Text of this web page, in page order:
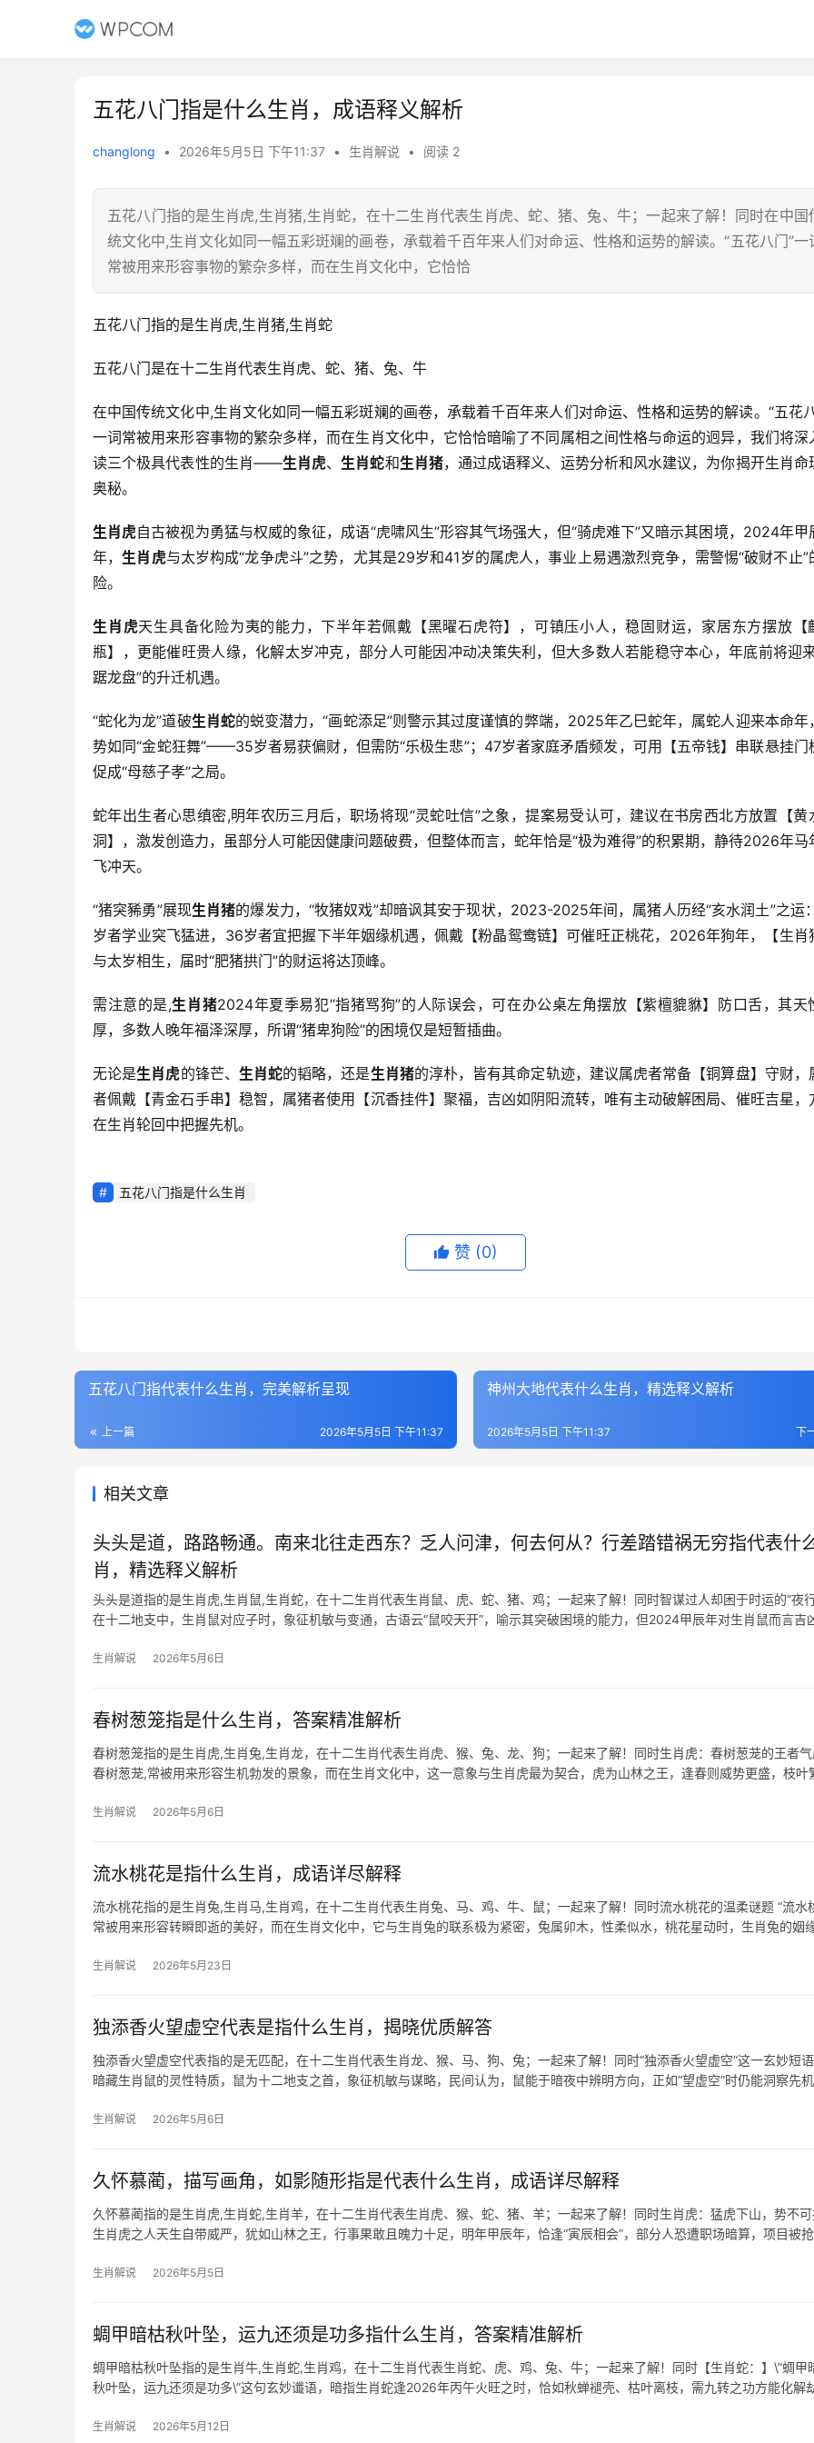
五花八门指是什么生肖，成语释义解析
changlong • 2026年5月5日 下午11:37 • 生肖解说 • 阅读 2
五花八门指的是生肖虎,生肖猪,生肖蛇，在十二生肖代表生肖虎、蛇、猪、兔、牛；一起来了解！同时在中国
统文化中,生肖文化如同一幅五彩斑斓的画卷，承载着千百年来人们对命运、性格和运势的解读。“五花八门”一
常被用来形容事物的繁杂多样，而在生肖文化中，它恰恰
五花八门指的是生肖虎,生肖猪,生肖蛇
五花八门是在十二生肖代表生肖虎、蛇、猪、兔、牛
在中国传统文化中,生肖文化如同一幅五彩斑斓的画卷，承载着千百年来人们对命运、性格和运势的解读。“五花
一词常被用来形容事物的繁杂多样，而在生肖文化中，它恰恰暗喻了不同属相之间性格与命运的迥异，我们将深
读三个极具代表性的生肖——生肖虎、生肖蛇和生肖猪，通过成语释义、运势分析和风水建议，为你揭开生肖命
奥秘。
生肖虎自古被视为勇猛与权威的象征，成语“虎啸风生”形容其气场强大，但“骑虎难下”又暗示其困境，2024年甲
年，生肖虎与太岁构成“龙争虎斗”之势，尤其是29岁和41岁的属虎人，事业上易遇激烈竞争，需警惕“破财不止”
险。
生肖虎天生具备化险为夷的能力，下半年若佩戴【黑曜石虎符】，可镇压小人，稳固财运，家居东方摆放【
瓶】，更能催旺贵人缘，化解太岁冲克，部分人可能因冲动决策失利，但大多数人若能稳守本心，年底前将迎
踞龙盘”的升迁机遇。
“蛇化为龙”道破生肖蛇的蜕变潜力，“画蛇添足”则警示其过度谨慎的弊端，2025年乙巳蛇年，属蛇人迎来本命年
势如同“金蛇狂舞”——35岁者易获偏财，但需防“乐极生悲”；47岁者家庭矛盾频发，可用【五帝钱】串联悬挂门
促成“母慈子孝”之局。
蛇年出生者心思缜密,明年农历三月后，职场将现“灵蛇吐信”之象，提案易受认可，建议在书房西北方放置【黄
洞】，激发创造力，虽部分人可能因健康问题破费，但整体而言，蛇年恰是“极为难得”的积累期，静待2026年马
飞冲天。
“猪突豨勇”展现生肖猪的爆发力，“牧猪奴戏”却暗讽其安于现状，2023-2025年间，属猪人历经“亥水润土”之运
岁者学业突飞猛进，36岁者宜把握下半年姻缘机遇，佩戴【粉晶鸳鸯链】可催旺正桃花，2026年狗年，【生肖
与太岁相生，届时“肥猪拱门”的财运将达顶峰。
需注意的是,生肖猪2024年夏季易犯“指猪骂狗”的人际误会，可在办公桌左角摆放【紫檀貔貅】防口舌，其天
厚，多数人晚年福泽深厚，所谓“猪卑狗险”的困境仅是短暂插曲。
无论是生肖虎的锋芒、 生肖蛇的韬略，还是生肖猪的淳朴，皆有其命定轨迹，建议属虎者常备【铜算盘】守财，
者佩戴【青金石手串】稳智，属猪者使用【沉香挂件】聚福，吉凶如阴阳流转，唯有主动破解困局、催旺吉星，
在生肖轮回中把握先机。
五花八门指是什么生肖
赞 (0)
五花八门指代表什么生肖，完美解析呈现
上一篇 2026年5月5日 下午11:37
神州大地代表什么生肖，精选释义解析
下
2026年5月5日 下午11:37
相关文章
头头是道，路路畅通。南来北往走西东？乏人问津，何去何从？行差踏错祸无穷指代表什
肖，精选释义解析
头头是道指的是生肖虎,生肖鼠,生肖蛇，在十二生肖代表生肖鼠、虎、蛇、猪、鸡；一起来了解！同时智谋过人却困于时运的“夜
在十二地支中，生肖鼠对应子时，象征机敏与变通，古语云“鼠咬天开”，喻示其突破困境的能力，但2024甲辰年对生肖鼠而言吉
生肖解说 2026年5月6日
春树葱笼指是什么生肖，答案精准解析
春树葱笼指的是生肖虎,生肖兔,生肖龙，在十二生肖代表生肖虎、猴、兔、龙、狗；一起来了解！同时生肖虎：春树葱茏的王者
春树葱茏,常被用来形容生机勃发的景象，而在生肖文化中，这一意象与生肖虎最为契合，虎为山林之王，逢春则威势更盛，枝叶
生肖解说 2026年5月6日
流水桃花是指什么生肖，成语详尽解释
流水桃花指的是生肖兔,生肖马,生肖鸡，在十二生肖代表生肖兔、马、鸡、牛、鼠；一起来了解！同时流水桃花的温柔谜题 “流水
常被用来形容转瞬即逝的美好，而在生肖文化中，它与生肖兔的联系极为紧密，兔属卯木，性柔似水，桃花星动时，生肖兔的姻
生肖解说 2026年5月23日
独添香火望虚空代表是指什么生肖，揭晓优质解答
独添香火望虚空代表指的是无匹配，在十二生肖代表生肖龙、猴、马、狗、兔；一起来了解！同时“独添香火望虚空”这一玄妙短语
暗藏生肖鼠的灵性特质，鼠为十二地支之首，象征机敏与谋略，民间认为，鼠能于暗夜中辨明方向，正如“望虚空”时仍能洞察先机
生肖解说 2026年5月6日
久怀慕蔺，描写画角，如影随形指是代表什么生肖，成语详尽解释
久怀慕蔺指的是生肖虎,生肖蛇,生肖羊，在十二生肖代表生肖虎、猴、蛇、猪、羊；一起来了解！同时生肖虎：猛虎下山，势不可
生肖虎之人天生自带威严，犹如山林之王，行事果敢且魄力十足，明年甲辰年，恰逢“寅辰相会”，部分人恐遭职场暗算，项目被
生肖解说 2026年5月5日
蜩甲暗枯秋叶坠，运九还须是功多指什么生肖，答案精准解析
蜩甲暗枯秋叶坠指的是生肖牛,生肖蛇,生肖鸡，在十二生肖代表生肖蛇、虎、鸡、兔、牛；一起来了解！同时【生肖蛇：】\”蜩甲
秋叶坠，运九还须是功多\”这句玄妙谶语，暗指生肖蛇逢2026年丙午火旺之时，恰如秋蝉褪壳、枯叶离枝，需九转之功方能化解
生肖解说 2026年5月12日